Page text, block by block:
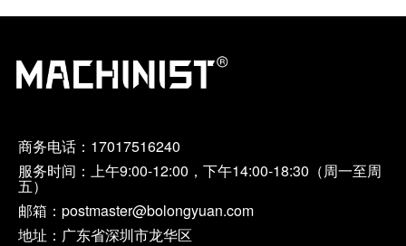
商务电话： 17017516240
服务时间：上午9:00-12:00，下午14:00-18:30（周一至周
五）
邮箱：postmaster@bolongyuan.com
地址：广东省深圳市龙华区